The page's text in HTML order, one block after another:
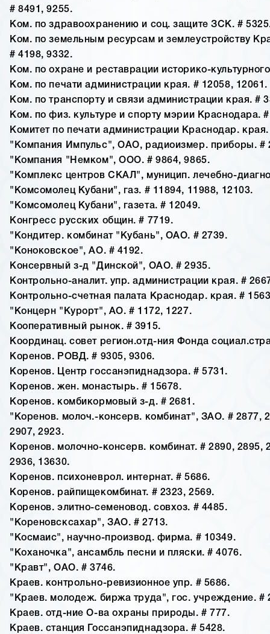
# 8491, 9255.
Ком. по здравоохранению и соц. защите ЗСК. #
Ком. по земельным ресурсам и землеустройству
# 4198, 9332.
Ком. по охране и реставрации историко-
Ком. по печати администрации края. # 12058, 12061.
Ком. по транспорту и связи администрации края. #
Ком. по физ. культуре и спорту мэрии Краснодара.
Комитет по печати администрации Краснодар.
"Компания Импульс", ОАО, радиоизмер. приборы. #
"Компания "Немком", ООО. # 9864, 9865.
"Комплекс центров СКАЛ", муницип. лечебно-
"Комсомолец Кубани", газ. # 11894, 11988, 12103.
"Комсомолец Кубани", газета. # 12049.
Конгресс русских общин. # 7719.
"Кондитер. комбинат "Кубань", ОАО. # 2739.
"Коноковское", АО. # 4192.
Консервный з-д "Динской", ОАО. # 2935.
Контрольно-аналит. упр. администрации края. #
Контрольно-счетная палата Краснодар. края. #
"Концерн "Курорт", АО. # 1172, 1227.
Кооперативный рынок. # 3915.
Координац. совет регион.отд-ния Фонда
Коренов. РОВД. # 9305, 9306.
Коренов. Центр госсанэпиднадзора. # 5731.
Коренов. жен. монастырь. # 15678.
Коренов. комбикормовый з-д. # 2681.
"Коренов. молоч.-консерв. комбинат", ЗАО. # 2877,
2907, 2923.
Коренов. молочно-консерв. комбинат. # 2890, 2895,
2936, 13630.
Коренов. психоневрол. интернат. # 5686.
Коренов. райпищекомбинат. # 2323, 2569.
Коренов. элитно-семеновод. совхоз. # 4485.
"Кореновсксахар", ЗАО. # 2713.
"Космаис", научно-производ. фирма. # 10349.
"Коханочка", ансамбль песни и пляски. # 4076.
"Кравт", ОАО. # 3746.
Краев. контрольно-ревизионное упр. # 5686.
"Краев. молодеж. биржа труда", гос. учреждение. #
Краев. отд-ние О-ва охраны природы. # 777.
Краев. станция Госсанэпиднадзора. # 5428.